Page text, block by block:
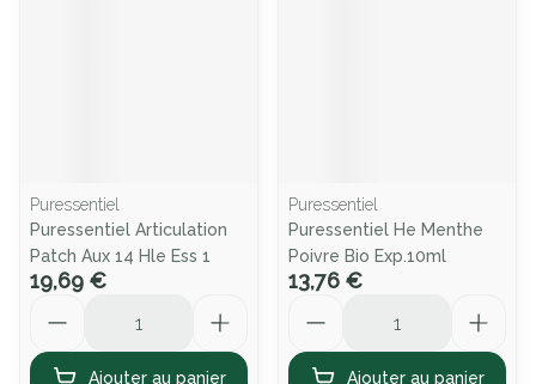
Puressentiel
Puressentiel Articulation
Patch Aux 14 Hle Ess 1
19,69 €
Ajouter au panier
Puressentiel
Puressentiel He Menthe
Poivre Bio Exp.10ml
13,76 €
Ajouter au panier